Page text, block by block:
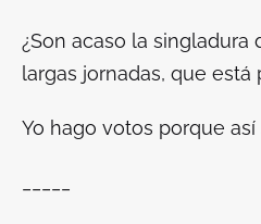
¿Son acaso la singladura
largas jornadas, que está
Yo hago votos porque